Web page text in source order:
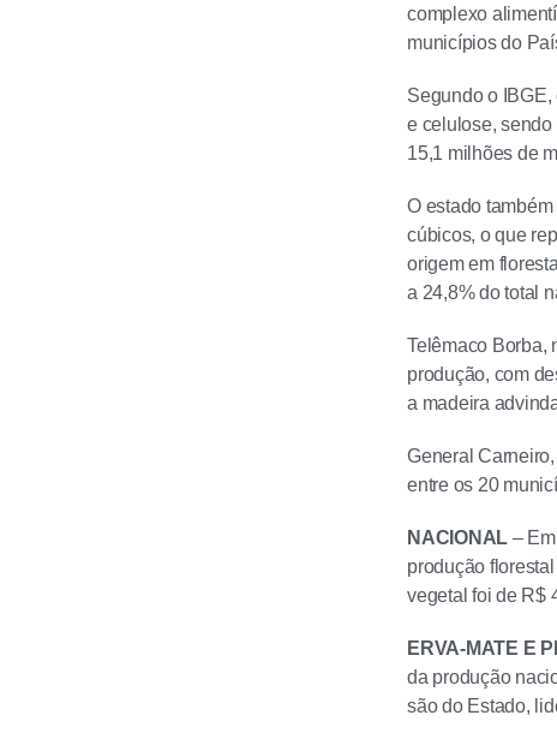
complexo
municípios do
Segundo o
e celulose,
15,1 milhões de
O estado
cúbicos, o que
origem em
a 24,8% do total
Telêmaco Borba,
produção, com
a madeira
General
entre os 20
NACIONAL –
produção
vegetal foi de R$
ERVA-MATE E
da produção
são do Estado,